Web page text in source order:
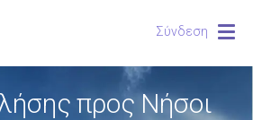
Σύνδεση
προς Νήσοι